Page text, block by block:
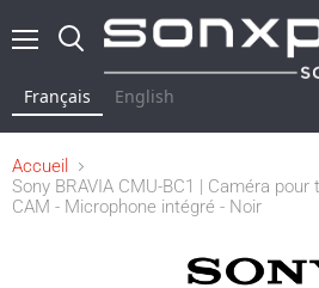
Français English
Accueil
Sony BRAVIA CMU-BC1 | Caméra pour
CAM - Microphone intégré - Noir